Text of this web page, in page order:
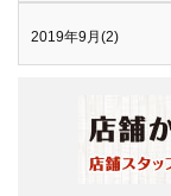
2019年9月(2)